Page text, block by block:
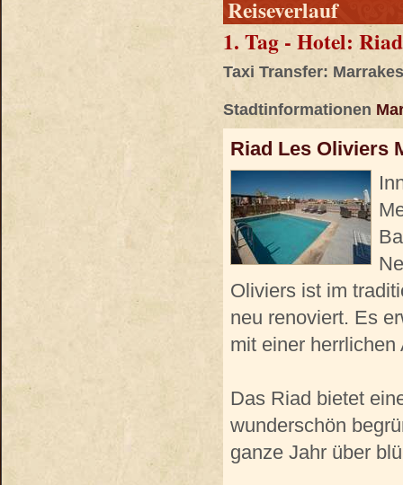
Reiseverlauf
1. Tag - Hotel:
Taxi Transfer:
Stadtinformationen
Riad Les Oliviers
Oliviers ist im
neu renoviert. Es
mit einer herrlichen
Das Riad bietet
wunderschön
ganze Jahr über